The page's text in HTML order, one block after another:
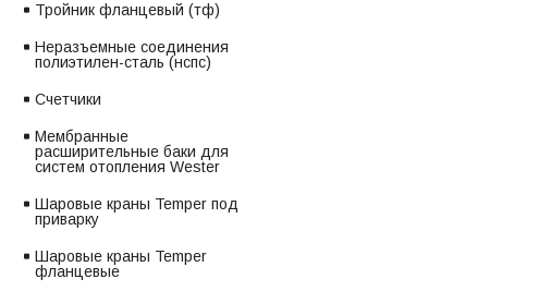
Тройник фланцевый (тф)
Неразъемные соединения
полиэтилен-сталь (нспс)
Счетчики
Мембранные
расширительные баки для
систем отопления Wester
Шаровые краны Temper под
приварку
Шаровые краны Temper
фланцевые